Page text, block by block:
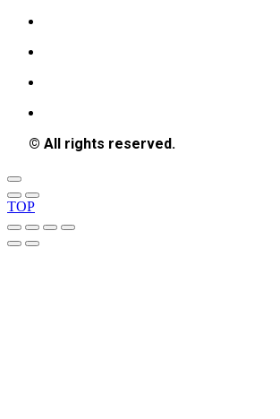
© All rights reserved.
TOP